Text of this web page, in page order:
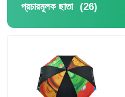
প্রচারমূলক ছাতা (26)